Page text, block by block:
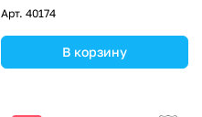
часы
Арт. 40174
В корзину